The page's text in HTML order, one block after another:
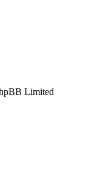
Limited